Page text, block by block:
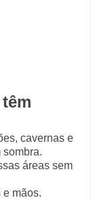
cavernas e
sombra.
áreas sem
e mãos.